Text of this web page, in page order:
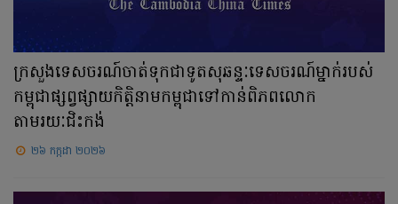
ក្រសួងទេសចរណ៍ចាត់ទុកជាទូតសុឆន្ទៈទេសចរណ៍ម្នាក់របស់
កម្ពុជាផ្សព្វផ្សាយកិត្តិនាមកម្ពុជាទៅកាន់ពិភពលោក
តាមរយៈជិះកង់
២៦ កក្កដា ២០២៦